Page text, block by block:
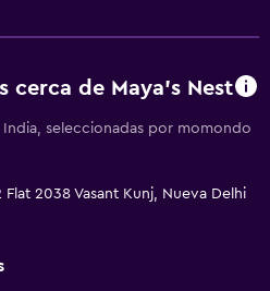
cerca de Maya's Nest
seleccionadas por momondo
2038 Vasant Kunj, Nueva Delhi